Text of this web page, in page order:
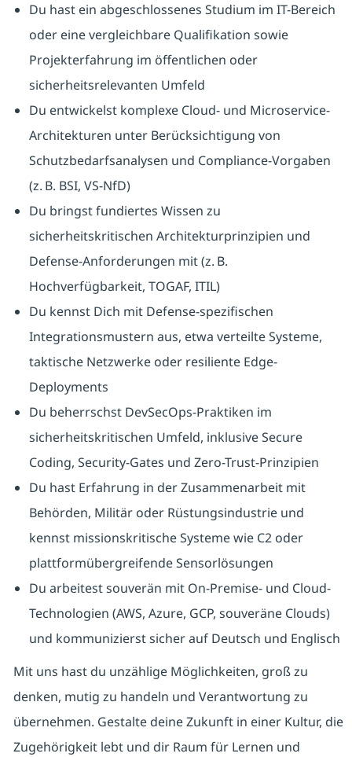
Du hast ein abgeschlossenes Studium im IT-Bereich
oder eine vergleichbare Qualifikation sowie
Projekterfahrung im öffentlichen oder
sicherheitsrelevanten Umfeld
Du entwickelst komplexe Cloud- und Microservice-
Architekturen unter Berücksichtigung von
Schutzbedarfsanalysen und Compliance-Vorgaben
(z. B. BSI, VS-NfD)
Du bringst fundiertes Wissen zu
sicherheitskritischen Architekturprinzipien und
Defense-Anforderungen mit (z. B.
Hochverfügbarkeit, TOGAF, ITIL)
Du kennst Dich mit Defense-spezifischen
Integrationsmustern aus, etwa verteilte Systeme,
taktische Netzwerke oder resiliente Edge-
Deployments
Du beherrschst DevSecOps-Praktiken im
sicherheitskritischen Umfeld, inklusive Secure
Coding, Security-Gates und Zero-Trust-Prinzipien
Du hast Erfahrung in der Zusammenarbeit mit
Behörden, Militär oder Rüstungsindustrie und
kennst missionskritische Systeme wie C2 oder
plattformübergreifende Sensorlösungen
Du arbeitest souverän mit On-Premise- und Cloud-
Technologien (AWS, Azure, GCP, souveräne Clouds)
und kommunizierst sicher auf Deutsch und Englisch
Mit uns hast du unzählige Möglichkeiten, groß zu
denken, mutig zu handeln und Verantwortung zu
übernehmen. Gestalte deine Zukunft in einer Kultur, die
Zugehörigkeit lebt und dir Raum für Lernen und